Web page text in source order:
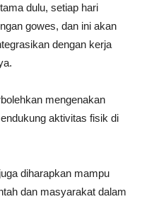
dulu, setiap hari
gowes, dan ini akan
dengan kerja
mengenakan
aktivitas fisik di
diharapkan mampu
dan masyarakat dalam